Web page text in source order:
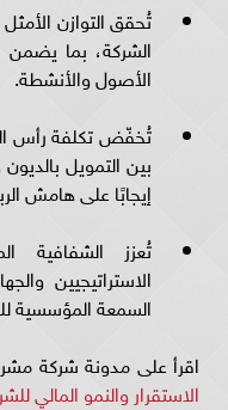
تُحقق التوازن
الشركة، بما يضمن
الأصول والأنشطة.
تُخفّض تكلفة رأس
بين التمويل
إيجابًا على هامش
تُعزز الشفافية
الاستراتيجيين
السمعة المؤسسية
اقرأ على مدونة شركة
الاستقرار والنمو المالي